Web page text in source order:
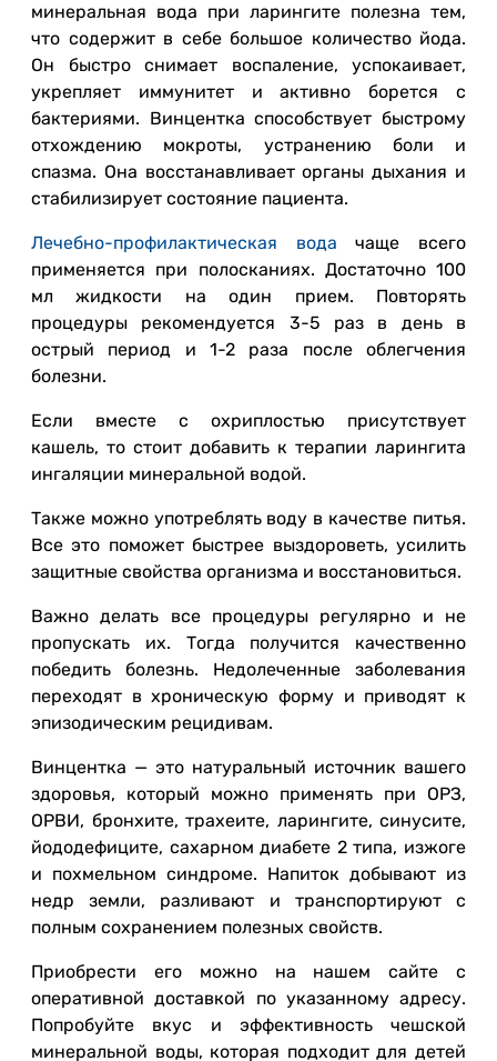
минеральная вода при ларингите полезна тем,
что содержит в себе большое количество йода.
Он быстро снимает воспаление, успокаивает,
укрепляет иммунитет и активно борется с
бактериями. Винцентка способствует быстрому
отхождению мокроты, устранению боли и
спазма. Она восстанавливает органы дыхания и
стабилизирует состояние пациента.
Лечебно-профилактическая вода чаще всего
применяется при полосканиях. Достаточно 100
мл жидкости на один прием. Повторять
процедуры рекомендуется 3-5 раз в день в
острый период и 1-2 раза после облегчения
болезни.
Если вместе с охриплостью присутствует
кашель, то стоит добавить к терапии ларингита
ингаляции минеральной водой.
Также можно употреблять воду в качестве питья.
Все это поможет быстрее выздороветь, усилить
защитные свойства организма и восстановиться.
Важно делать все процедуры регулярно и не
пропускать их. Тогда получится качественно
победить болезнь. Недолеченные заболевания
переходят в хроническую форму и приводят к
эпизодическим рецидивам.
Винцентка — это натуральный источник вашего
здоровья, который можно применять при ОРЗ,
ОРВИ, бронхите, трахеите, ларингите, синусите,
йододефиците, сахарном диабете 2 типа, изжоге
и похмельном синдроме. Напиток добывают из
недр земли, разливают и транспортируют с
полным сохранением полезных свойств.
Приобрести его можно на нашем сайте с
оперативной доставкой по указанному адресу.
Попробуйте вкус и эффективность чешской
минеральной воды, которая подходит для детей